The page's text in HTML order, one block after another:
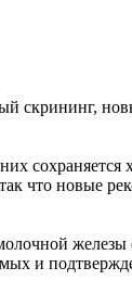
скрининг,
сохраняется
что новые
и